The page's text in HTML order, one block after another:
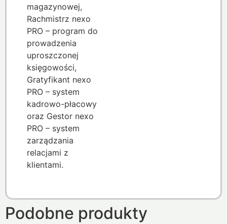
magazynowej,
Rachmistrz nexo
PRO – program do
prowadzenia
uproszczonej
księgowości,
Gratyfikant nexo
PRO – system
kadrowo-płacowy
oraz Gestor nexo
PRO – system
zarządzania
relacjami z
klientami.
Podobne produkty